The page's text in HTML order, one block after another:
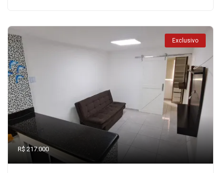
Exclusivo
R$ 217.000